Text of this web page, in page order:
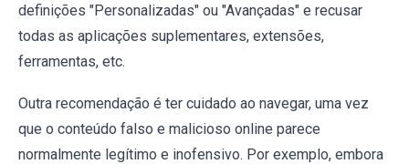
definições "Personalizadas" ou "Avançadas" e recusar
todas as aplicações suplementares, extensões,
ferramentas, etc.
Outra recomendação é ter cuidado ao navegar, uma vez
que o conteúdo falso e malicioso online parece
normalmente legítimo e inofensivo. Por exemplo, embora